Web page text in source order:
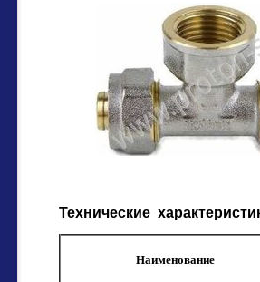
Технические
Наименование